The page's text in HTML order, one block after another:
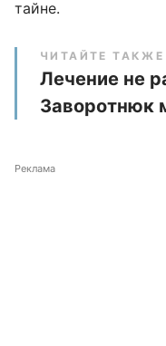
тайне.
ЧИТАЙТЕ ТАКЖЕ
Лечение не
Заворотнюк
Реклама